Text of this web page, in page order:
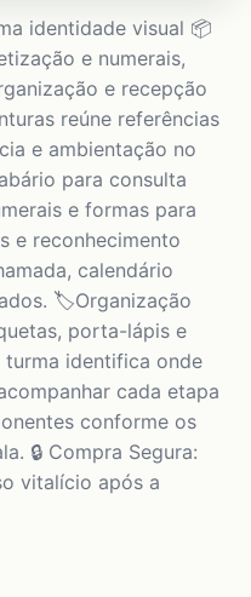
identidade visual 📦
e numerais,
e recepção
reúne referências
e ambientação no
para consulta
e formas para
e reconhecimento
calendário
🏷️Organização
porta-lápis e
turma identifica onde
cada etapa
conforme os
🔒 Compra Segura:
vitalício após a